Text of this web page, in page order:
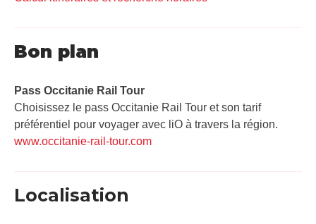
Bon plan
Pass Occitanie Rail Tour​
Choisissez le pass Occitanie Rail Tour et son tarif
préférentiel pour voyager avec liO à travers la région.
www.occitanie-rail-tour.com
Localisation